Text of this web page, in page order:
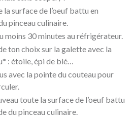
surface de l’oeuf battu en
pinceau culinaire.
moins 30 minutes au réfrigérateur.
ton choix sur la galette avec la
: étoile, épi de blé…
avec la pointe du couteau pour
toute la surface de l’oeuf battu
du pinceau culinaire.